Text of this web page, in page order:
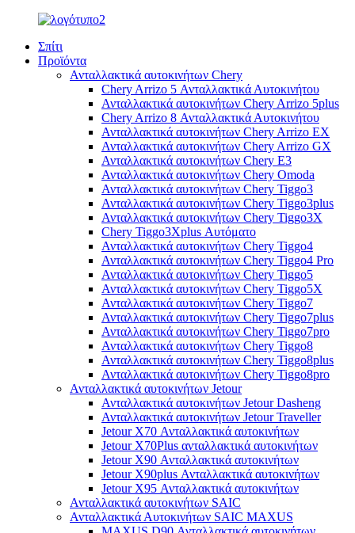
Σπίτι
Προϊόντα
Ανταλλακτικά αυτοκινήτων Chery
Chery Arrizo 5 Ανταλλακτικά Αυτοκινήτου
Ανταλλακτικά αυτοκινήτων Chery Arrizo 5plus
Chery Arrizo 8 Ανταλλακτικά Αυτοκινήτου
Ανταλλακτικά αυτοκινήτων Chery Arrizo EX
Ανταλλακτικά αυτοκινήτων Chery Arrizo GX
Ανταλλακτικά αυτοκινήτων Chery E3
Ανταλλακτικά αυτοκινήτων Chery Omoda
Ανταλλακτικά αυτοκινήτων Chery Tiggo3
Ανταλλακτικά αυτοκινήτων Chery Tiggo3plus
Ανταλλακτικά αυτοκινήτων Chery Tiggo3X
Chery Tiggo3Xplus Αυτόματο
Ανταλλακτικά αυτοκινήτων Chery Tiggo4
Ανταλλακτικά αυτοκινήτων Chery Tiggo4 Pro
Ανταλλακτικά αυτοκινήτων Chery Tiggo5
Ανταλλακτικά αυτοκινήτων Chery Tiggo5X
Ανταλλακτικά αυτοκινήτων Chery Tiggo7
Ανταλλακτικά αυτοκινήτων Chery Tiggo7plus
Ανταλλακτικά αυτοκινήτων Chery Tiggo7pro
Ανταλλακτικά αυτοκινήτων Chery Tiggo8
Ανταλλακτικά αυτοκινήτων Chery Tiggo8plus
Ανταλλακτικά αυτοκινήτων Chery Tiggo8pro
Ανταλλακτικά αυτοκινήτων Jetour
Ανταλλακτικά αυτοκινήτων Jetour Dasheng
Ανταλλακτικά αυτοκινήτων Jetour Traveller
Jetour X70 Ανταλλακτικά αυτοκινήτων
Jetour X70Plus ανταλλακτικά αυτοκινήτων
Jetour X90 Ανταλλακτικά αυτοκινήτων
Jetour X90plus Ανταλλακτικά αυτοκινήτων
Jetour X95 Ανταλλακτικά αυτοκινήτων
Ανταλλακτικά αυτοκινήτων SAIC
Ανταλλακτικά Αυτοκινήτων SAIC MAXUS